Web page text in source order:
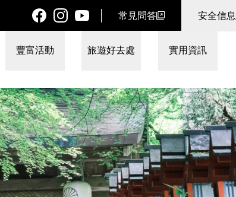
常見問答 安全信息
豐富活動 旅遊好去處 實用資訊